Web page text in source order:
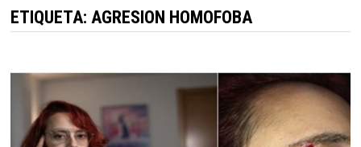
ETIQUETA: AGRESION HOMOFOBA